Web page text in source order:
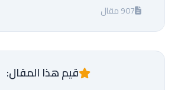
907 مقال
قيم هذا المقال: